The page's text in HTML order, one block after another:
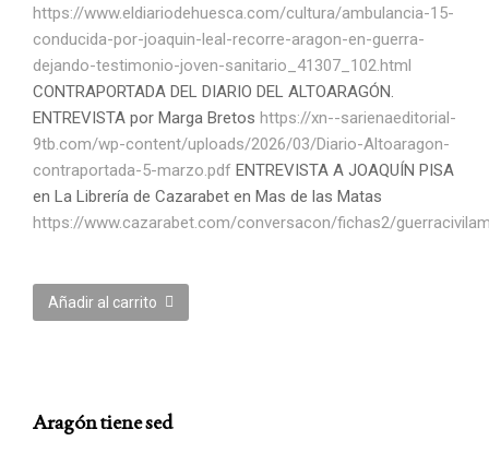
https://www.eldiariodehuesca.com/cultura/ambulancia-15-
conducida-por-joaquin-leal-recorre-aragon-en-guerra-
dejando-testimonio-joven-sanitario_41307_102.html
CONTRAPORTADA DEL DIARIO DEL ALTOARAGÓN.
ENTREVISTA por Marga Bretos https://xn--sarienaeditorial-
9tb.com/wp-content/uploads/2026/03/Diario-Altoaragon-
contraportada-5-marzo.pdf ENTREVISTA A JOAQUÍN PISA
en La Librería de Cazarabet en Mas de las Matas
https://www.cazarabet.com/conversacon/fichas2/
Añadir al carrito
Aragón tiene sed